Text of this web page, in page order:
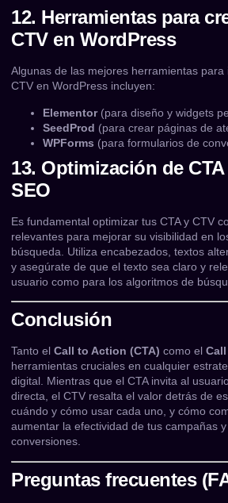
12. Herramientas para
CTV en WordPress
Algunas de las mejores herramientas para
CTV en WordPress incluyen:
Elementor(para diseño y widgets
SeedProd (para crear páginas de
WPForms (para formularios de
13. Optimización de
SEO
Es fundamental optimizar tus CTA y CTV
relevantes para mejorar su visibilidad en
búsqueda. Utiliza encabezados, textos
y asegúrate de que el texto sea claro y
usuario como para los algoritmos de
Conclusión
Tanto el Call to Action (CTA) como el
herramientas cruciales en cualquier
digital. Mientras que el CTA invita al
directa, el CTV resalta el valor detrás de
cuándo y cómo usar cada uno, y cómo
aumentar la efectividad de tus campañas
conversiones.
Preguntas frecuentes